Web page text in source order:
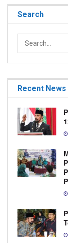
Search
Recent News